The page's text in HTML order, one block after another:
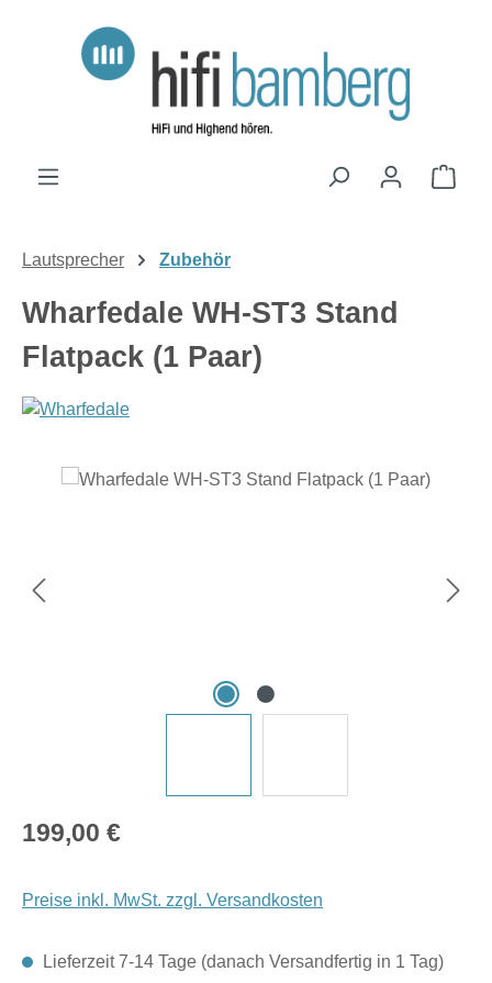
Zum Hauptinhalt springen
Lautsprecher Zubehör
Wharfedale WH-ST3 Stand
Flatpack (1 Paar)
Bildergalerie überspringen
Regulärer Preis:
199,00 €
Preise inkl. MwSt. zzgl. Versandkosten
Lieferzeit 7-14 Tage (danach Versandfertig in 1 Tag)